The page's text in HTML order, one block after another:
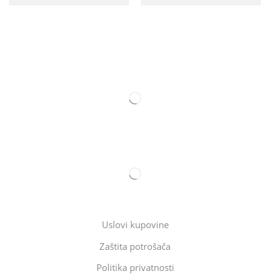
Uslovi kupovine
Zaštita potrošača
Politika privatnosti